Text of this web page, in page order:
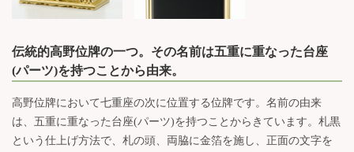
伝統的高野位牌の一つ。その名前は五重に重なった台座
(パーツ)を持つことから由来。
高野位牌において七重座の次に位置する位牌です。名前の由来
は、五重に重なった台座(パーツ)を持つことからきています。札黒
という仕上げ方法で、札の頭、両脇に金箔を施し、正面の文字を